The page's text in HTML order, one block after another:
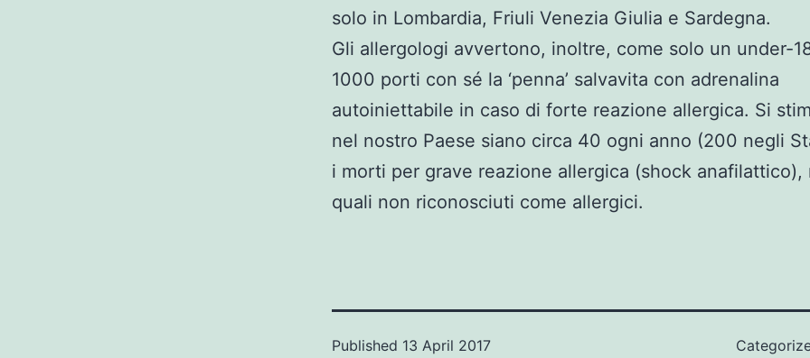
solo in Lombardia, Friuli Venezia Giulia e Sardegna.
Gli allergologi avvertono, inoltre, come solo un under-
1000 porti con sé la ‘penna’ salvavita con adrenalina
autoiniettabile in caso di forte reazione allergica. Si
nel nostro Paese siano circa 40 ogni anno (200 negli
i morti per grave reazione allergica (shock anafilattico),
quali non riconosciuti come allergici.
Published 13 April 2017